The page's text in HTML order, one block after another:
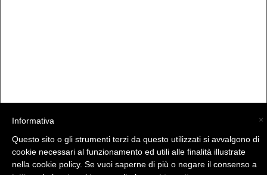
(C) La Valtellina - info@la-valtellina.com -
×
Informativa
Questo sito o gli strumenti terzi da questo utilizzati si avvalgono di
cookie necessari al funzionamento ed utili alle finalità illustrate
nella cookie policy. Se vuoi saperne di più o negare il consenso a